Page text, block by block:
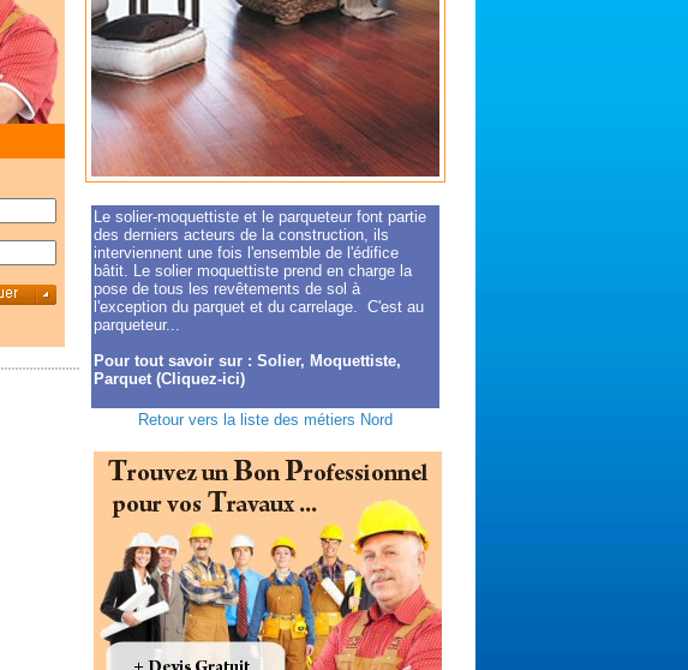
Le solier-moquettiste et le parqueteur font partie
des derniers acteurs de la construction, ils
interviennent une fois l'ensemble de l'édifice
bâtit. Le solier moquettiste prend en charge la
pose de tous les revêtements de sol à
l'exception du parquet et du carrelage. C'est au
parqueteur...
Pour tout savoir sur : Solier, Moquettiste,
Parquet (Cliquez-ici)
Retour vers la liste des métiers Nord